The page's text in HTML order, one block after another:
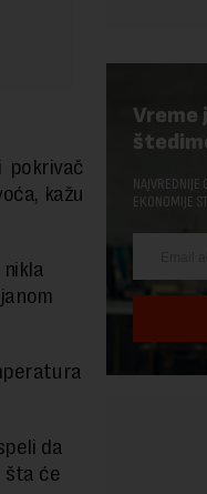
pokrivač
kažu
da
šta će
Vreme
NAJVREDNIJE
EKONOMIJE